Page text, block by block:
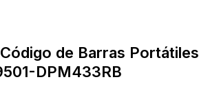
de Barras Portátiles
DPM433RB